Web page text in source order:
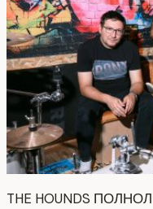
THE HOUNDS